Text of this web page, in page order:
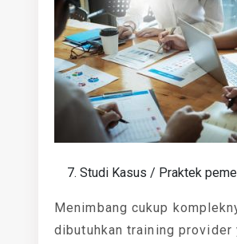
Studi Kasus / Praktek
Menimbang cukup
dibutuhkan training provider